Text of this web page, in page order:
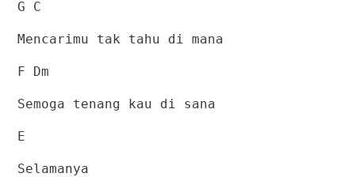
G C
Mencarimu tak tahu di mana
F Dm
Semoga tenang kau di sana
E
Selamanya